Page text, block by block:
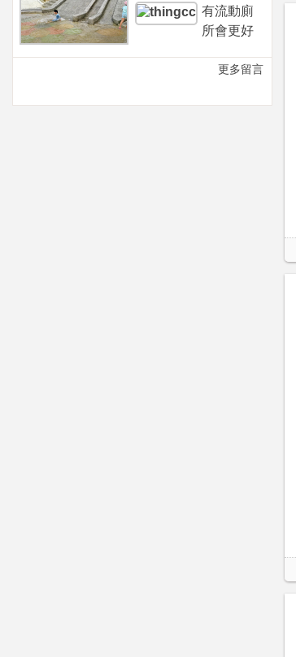
有流動廁
所會更好
更多留言